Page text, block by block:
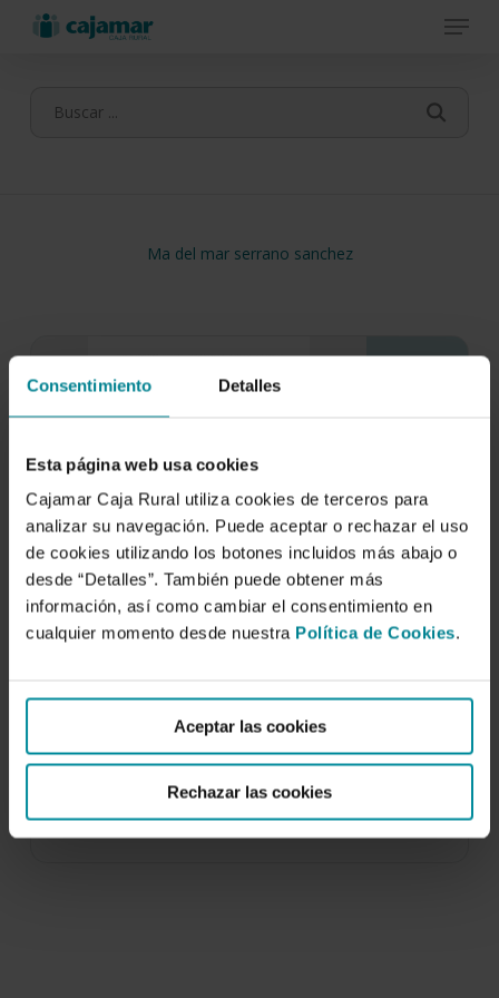
Consentimiento Detalles
Esta página web usa cookies
Cajamar Caja Rural utiliza cookies de terceros para
analizar su navegación. Puede aceptar o rechazar el uso
de cookies utilizando los botones incluidos más abajo o
desde “Detalles”. También puede obtener más
información, así como cambiar el consentimiento en
cualquier momento desde nuestra Política de Cookies.
Aceptar las cookies
Rechazar las cookies
Menu
Ma del mar serrano sanchez
abejorro (Bombus terrestris) y
bioestimulantes en calabacín en …
3 de enero de 2005
En la actualidad el cultivo del calabacín, con 4.090
ha, ocupa el quinto lugar en…